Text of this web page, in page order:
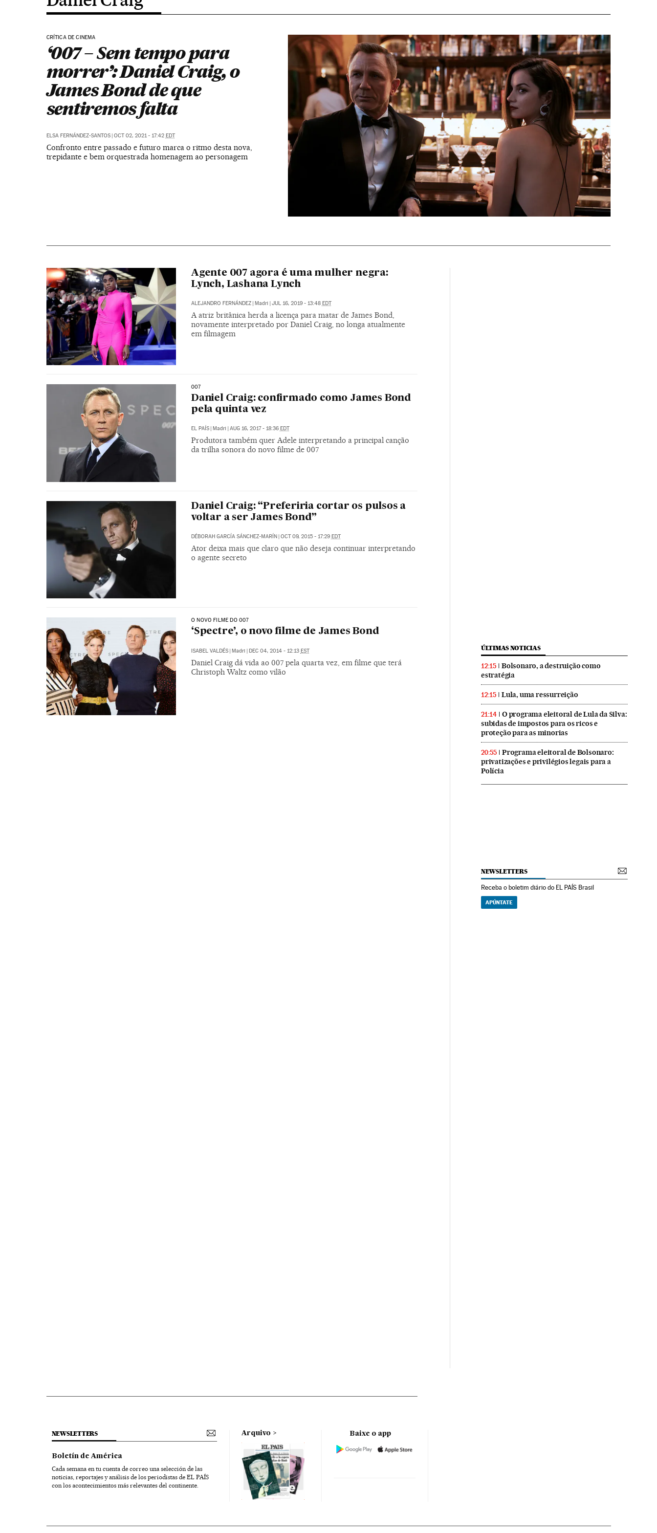
CRÍTICA DE CINEMA
‘007 – Sem tempo para
morrer’: Daniel Craig, o
James Bond de que
sentiremos falta
ELSA FERNÁNDEZ-SANTOS | OCT 02, 2021 - 17:42 EDT
Confronto entre passado e futuro marca o ritmo desta nova,
trepidante e bem orquestrada homenagem ao personagem
Agente 007 agora é uma mulher negra:
Lynch, Lashana Lynch
ALEJANDRO FERNÁNDEZ | Madri | JUL 16, 2019 - 13:48 EDT
A atriz britânica herda a licença para matar de James Bond,
novamente interpretado por Daniel Craig, no longa atualmente
em filmagem
007
Daniel Craig: confirmado como James Bond
pela quinta vez
EL PAÍS Madri AUG 16, 2017 - 18:36 EDT
Produtora também quer Adele interpretando a principal canção
da trilha sonora do novo filme de 007
Daniel Craig: “Preferiria cortar os pulsos a
voltar a ser James Bond”
DÉBORAH GARCÍA SÁNCHEZ-MARÍN OCT 09, 2015 - 17:29 EDT
Ator deixa mais que claro que não deseja continuar interpretando
o agente secreto
O NOVO FILME DO 007
‘Spectre’, o novo filme de James Bond
ISABEL VALDÉS Madri DEC 04, 2014 - 12:13 EST
Daniel Craig dá vida ao 007 pela quarta vez, em filme que terá
Christoph Waltz como vilão
ÚLTIMAS NOTICIAS
12:15
Bolsonaro, a destruição como
estratégia
12:15 Lula, uma ressurreição
21:14
O programa eleitoral de Lula da Silva:
subidas de impostos para os ricos e
proteção para as minorias
20:55
Programa eleitoral de Bolsonaro:
privatizações e privilégios legais para a
Polícia
NEWSLETTERS
Receba o boletim diário do EL PAÍS Brasil
APÚNTATE
NEWSLETTERS
Boletín de América
Cada semana en tu cuenta de correo una selección de las
noticias, reportajes y análisis de los periodistas de EL PAÍS
con los acontecimientos más relevantes del continente.
Arquivo Baixe o app